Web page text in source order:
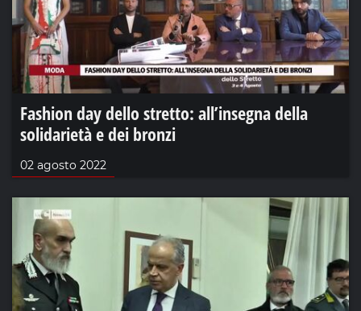
Fashion day dello stretto: all’insegna della
solidarietà e dei bronzi
02 agosto 2022